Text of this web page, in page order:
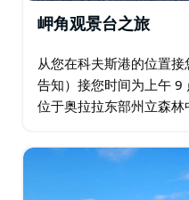
构庄园是黑斯廷斯地区最
萄园和酒窖均已修复，并
造的葡萄酒。
岬角观景台之旅
从您在科夫斯港的位置
告知）接您时间为上午 9
位于奥拉拉东部州立森
在地。海拔 310 米的景